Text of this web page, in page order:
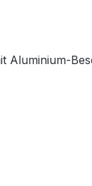
Aluminium-